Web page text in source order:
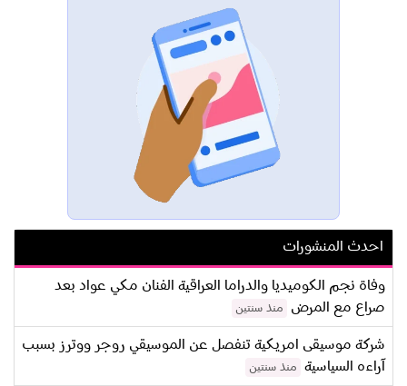
احدث المنشورات
وفاة نجم الكوميديا والدراما العراقية الفنان مكي عواد بعد
صراع مع المرض
منذ سنتين
شركة موسيقى امريكية تنفصل عن الموسيقي روجر ووترز بسبب
آراءه السياسية
منذ سنتين